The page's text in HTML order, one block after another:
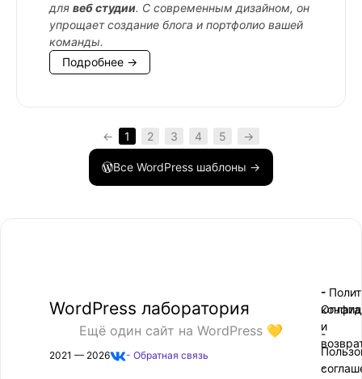
для веб студии. С современным дизайном, он
упрощает создание блога и портфолио вашей
команды.
Подробнее →
← 1 2 3 4 5 →
Все WordPress шаблоны →
WordPress лаборатория
Ещё один сайт на WordPress 💛
2021 — 2026 - Обратная связь
-
-
-
Оплата
и
-